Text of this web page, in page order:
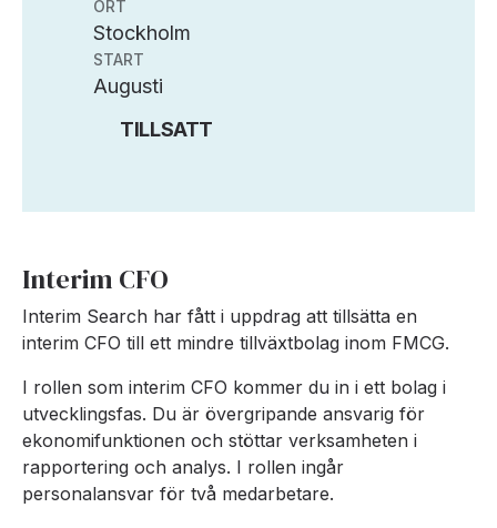
ORT
Stockholm
START
Augusti
TILLSATT
Interim CFO
Interim Search har fått i uppdrag att tillsätta en
interim CFO till ett mindre tillväxtbolag inom FMCG.
I rollen som interim CFO kommer du in i ett bolag i
utvecklingsfas. Du är övergripande ansvarig för
ekonomifunktionen och stöttar verksamheten i
rapportering och analys. I rollen ingår
personalansvar för två medarbetare.